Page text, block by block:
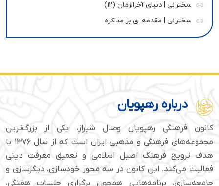
سخنرانی | دنیای آخرالزمان (12)
سخنرانی | مقدمه ای بر مذاکره
درباره رهپویان
کانون فرهنگی رهپویان وصال شیراز، یکی از بزرگ‌ترین
مجموعه‌های فرهنگی و مذهبی ایران است که از سال ۱۳۷۶ با
هدف ترویج فرهنگ اصیل اسلامی و تعمیق معرفت دینی
فعالیت می‌کند. این کانون در سه محور خودسازی، دیگرسازی و
جامعه‌سازی، برنامه‌هایی همچون برگزاری جلسات هفتگی،